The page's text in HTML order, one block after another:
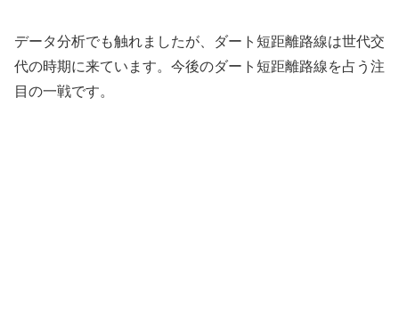
データ分析でも触れましたが、ダート短距離路線は世代交
代の時期に来ています。今後のダート短距離路線を占う注
目の一戦です。